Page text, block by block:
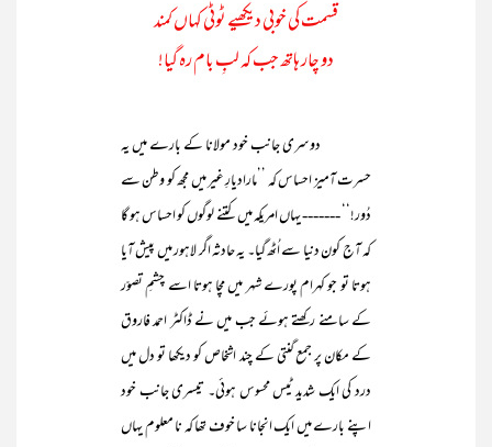
قسمت کی خوبی دیکھیے ٹوٹی کہاں کمند
دو چار ہاتھ جب کہ لبِ بام رہ گیا!
دوسری جانب خود مولانا کے بارے میں یہ
حسرت آمیز احساس کہ ’’مارادیارِ غیر میں مجھ کو وطن سے
دُور!‘‘ ------- یہاں امریکہ میں کتنے لوگوں کو احساس ہو گا
کہ آج کون دنیا سے اُٹھ گیا۔ یہ حادثہ اگر لاہور میں پیش آیا
ہوتا تو جو کہرام پورے شہر میں مچا ہوتا اسے چشمِ تصوّر
کے سامنے رکھتے ہوئے جب میں نے ڈاکٹر احمد فاروق
کے مکان پر جمع گنتی کے چند اشخاص کو دیکھا تو دل میں
درد کی ایک شدید ٹیس محسوس ہوئی۔ تیسری جانب خود
اپنے بارے میں ایک انجانا سا خوف تھا کہ نا معلوم یہاں